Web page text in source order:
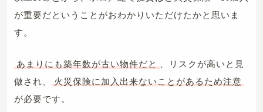
が重要だということがおわかりいただけたかと思いま
す。
あまりにも築年数が古い物件だと
、リスクが高いと見
做され、
火災保険に加入出来ないことがあるため注意
が必要です。